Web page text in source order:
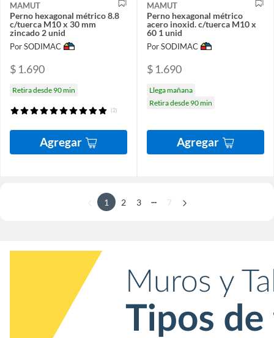
MAMUT
Perno hexagonal métrico 8.8
c/tuerca M10 x 30 mm
zincado 2 unid
Por SODIMAC
$ 1.690
Retira desde 90 min
(2)
Agregar
MAMUT
Perno hexagonal métrico
acero inoxid. c/tuerca M10 x
60 1 unid
Por SODIMAC
$ 1.690
Llega mañana
Retira desde 90 min
Agregar
1 2 3 7